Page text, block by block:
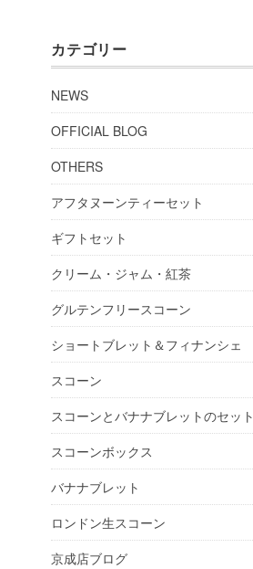
カテゴリー
NEWS
OFFICIAL BLOG
OTHERS
アフタヌーンティーセット
ギフトセット
クリーム・ジャム・紅茶
グルテンフリースコーン
ショートブレット＆フィナンシェ
スコーン
スコーンとバナナブレットのセット
スコーンボックス
バナナブレット
ロンドン生スコーン
京成店ブログ